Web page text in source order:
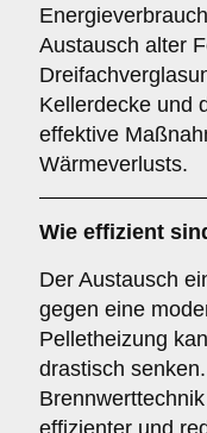
Austausch alter
Kellerdecke und
effektive
Wärmeverlusts.
Wie effizient
Der Austausch
gegen eine
Pelletheizung
drastisch
effizienter und